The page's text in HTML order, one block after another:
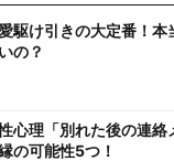
駆け引きの大定番！本
の？
心理「別れた後の連絡
の可能性5つ！